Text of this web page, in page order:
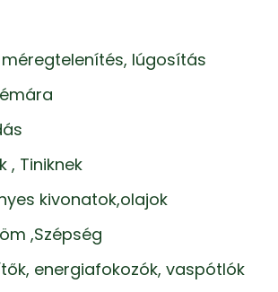
lúgosítás
, Tiniknek
kivonatok,olajok
,Szépség
energiafokozók, vaspótlók